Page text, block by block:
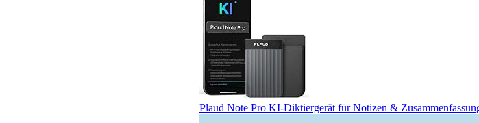
Plaud Note Pro KI-Diktiergerät für Notizen &